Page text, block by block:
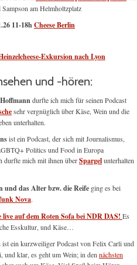
am Helmholtzplatz
11-18hCheese Berlin
Exkursion nach Lyon
und -hören:
durfte ich mich für seinen Podcast
sehr vergnüglich über Käse, Wein und die
unterhalten.
ist ein Podcast, der sich mit Journalismus,
Politics und Food in Europa
durfte mich mit ihnen überSpargelunterhalten
und das Alter bzw. die Reife ging es bei
Nova.
live auf dem Roten Sofa bei NDR DAS! Es
Esskultur, und Käse…
ist ein kurzweiliger Podcast von Felix Carli und
und klar, es geht um Wein; in den nächsten